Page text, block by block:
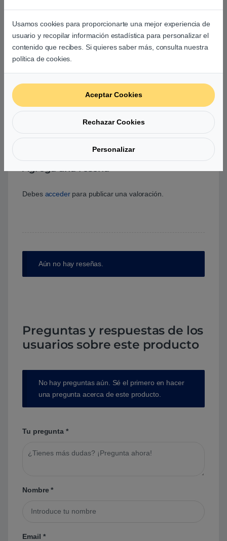
Basado en 0 reseñas
0
0
Agrega una reseña
Debes accederpara publicar una valoración.
Aún no hay reseñas.
Preguntas y respuestas de los
usuarios sobre este producto
No hay preguntas aún. Sé el primero en hacer
una pregunta acerca de este producto.
Tu pregunta *
Nombre*
Email *
Usamos cookies para proporcionarte una mejor experiencia de
usuario y recopilar información estadística para personalizar el
contenido que recibes. Si quieres saber más, consulta nuestra
política de cookies.
Aceptar Cookies
Rechazar Cookies
Personalizar